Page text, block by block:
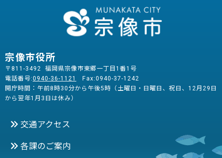
宗像市役所
〒811-3492 福岡県宗像市東郷一丁目1番1号
電話番号:0940-36-1121
Fax:0940-37-1242
開庁時間：午前8時30分から午後5時（土曜日・日曜日、祝日、12月29日
から翌年1月3日は休み）
交通アクセス
各課のご案内